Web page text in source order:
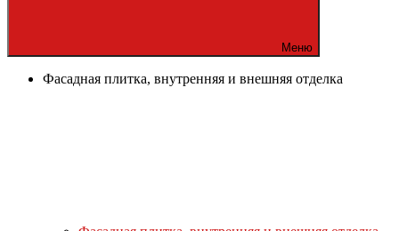
Меню
Фасадная плитка, внутренняя и внешняя отделка